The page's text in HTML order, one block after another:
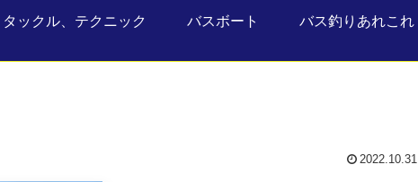
タックル、テクニック バスボート バス釣りあれこれ
2022.10.31